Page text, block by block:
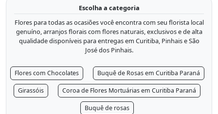
Escolha a categoria
Flores para todas as ocasiões você encontra com seu florista local
genuíno, arranjos florais com flores naturais, exclusivos e de alta
qualidade disponíveis para entregas em Curitiba, Pinhais e São
José dos Pinhais.
Flores com Chocolates Buquê de Rosas em Curitiba Paraná
Girassóis Coroa de Flores Mortuárias em Curitiba Paraná
Buquê de rosas